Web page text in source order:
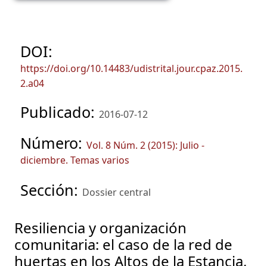
DOI:
https://doi.org/10.14483/udistrital.jour.cpaz.2015.
2.a04
Publicado: 2016-07-12
Número: Vol. 8 Núm. 2 (2015): Julio -
diciembre. Temas varios
Sección: Dossier central
Resiliencia y organización
comunitaria: el caso de la red de
huertas en los Altos de la Estancia,